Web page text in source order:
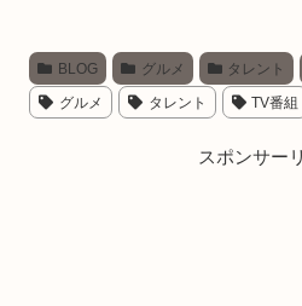
中…
BLOG グルメ タレント
グルメ タレント TV番組
スポンサー